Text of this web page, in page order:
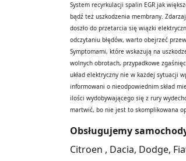
System recyrkulacji spalin EGR jak
bądź też uszkodzenia membrany.
doszło do przetarcia się wiązki
odczytaniu błędów, warto obejrzeć
Symptomami, które wskazują na
wolnych obrotach, przypadkowe
układ elektryczny nie w każdej sytuacji
informowani o nieodpowiednim skład
ilości wydobywającego się z rury
martwić, bo nie jest to skomplikowana
Obsługujemy
Citroen , Dacia, Dodge,